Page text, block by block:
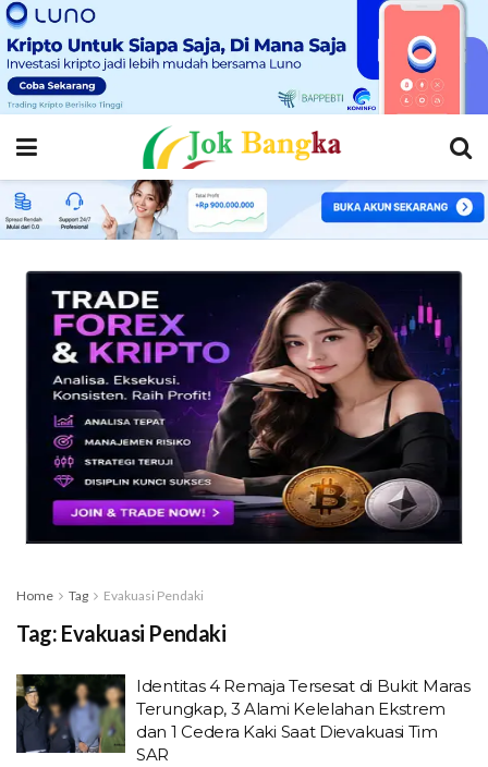
Home Tag Evakuasi Pendaki
Tag: Evakuasi Pendaki
Identitas 4 Remaja Tersesat di Bukit Maras
Terungkap, 3 Alami Kelelahan Ekstrem
dan 1 Cedera Kaki Saat Dievakuasi Tim
SAR